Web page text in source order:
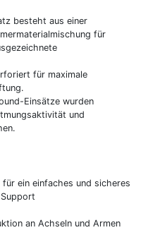
besteht aus einer
für
für maximale
Einsätze wurden
und
ein einfaches und sicheres
an Achseln und Armen